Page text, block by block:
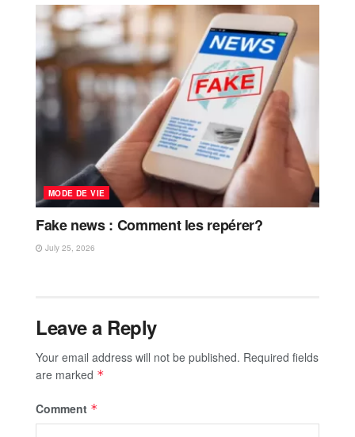
MODE DE VIE
Fake news : Comment les repérer?
July 25, 2026
Leave a Reply
Your email address will not be published. Required fields
are marked *
Comment *